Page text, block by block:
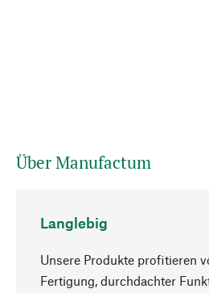
Über Manufactum
Langlebig
Unsere Produkte profitieren
Fertigung, durchdachter